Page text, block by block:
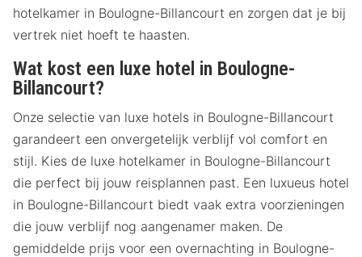
hotelkamer in Boulogne-Billancourt en zorgen dat je bij
vertrek niet hoeft te haasten.
Wat kost een luxe hotel in Boulogne-
Billancourt?
Onze selectie van luxe hotels in Boulogne-Billancourt
garandeert een onvergetelijk verblijf vol comfort en
stijl. Kies de luxe hotelkamer in Boulogne-Billancourt
die perfect bij jouw reisplannen past. Een luxueus hotel
in Boulogne-Billancourt biedt vaak extra voorzieningen
die jouw verblijf nog aangenamer maken. De
gemiddelde prijs voor een overnachting in Boulogne-